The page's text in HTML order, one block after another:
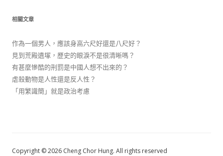
相關文章
作為一個男人，應該身高六尺好還是八尺好？
見到荒殿遺塚，歷史的眼淚不是很清晰嗎？
有甚麼慘酷的刑罰是中國人想不出來的？
虐殺動物是人性還是反人性？
「用繁識簡」就是政治考慮
Copyright © 2026 Cheng Chor Hung. All rights reserved